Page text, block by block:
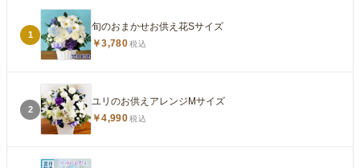
1
旬のおまかせお供え花Sサイズ
￥3,780税込
2
ユリのお供えアレンジMサイズ
￥4,990税込